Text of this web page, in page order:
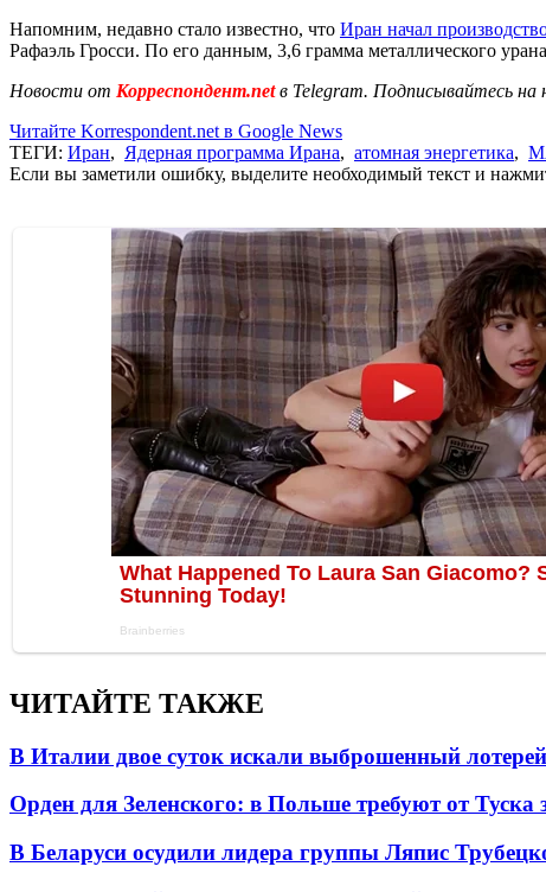
Напомним, недавно стало известно, что Иран начал
Рафаэль Гросси. По его данным, 3,6 грамма металлического
Новости от Корреспондент.netв Telegram. Подписывайтесь на
Читайте Korrespondent.net в Google News
ТЕГИ: Иран, Ядерная программа Ирана, атомная энергетика,
Если вы заметили ошибку, выделите необходимый текст и
ЧИТАЙТЕ ТАКЖЕ
В Италии двое суток искали выброшенный
Орден для Зеленского: в Польше требуют от Туска
В Беларуси осудили лидера группы Ляпис